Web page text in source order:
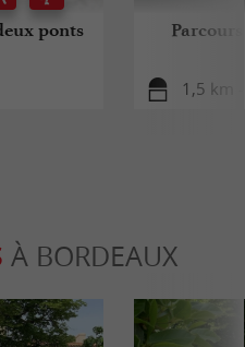
ponts
1,5 km
À BORDEAUX